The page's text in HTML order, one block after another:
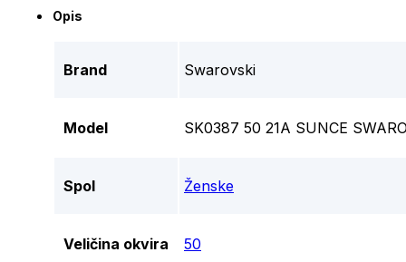
Opis
Brand Swarovski
Model SK0387 50 21A SUNCE
Spol Ženske
Veličina okvira 50